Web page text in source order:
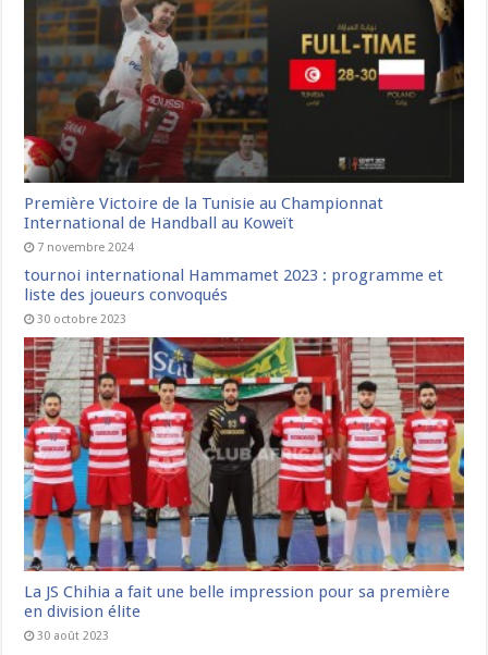
Première Victoire de la Tunisie au Championnat
International de Handball au Koweït
7 novembre 2024
tournoi international Hammamet 2023 : programme et
liste des joueurs convoqués
30 octobre 2023
La JS Chihia a fait une belle impression pour sa première
en division élite
30 août 2023